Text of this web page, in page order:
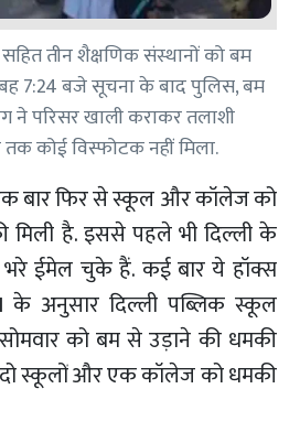
सहित तीन शैक्षणिक संस्थानों को बम
7:24 बजे सूचना के बाद पुलिस, बम
ने परिसर खाली कराकर तलाशी
कोई विस्फोटक नहीं मिला.
बार फिर से स्कूल और कॉलेज को
मिली है. इससे पहले भी दिल्ली के
ईमेल चुके हैं. कई बार ये हॉक्स
के अनुसार दिल्ली पब्लिक स्कूल
सोमवार को बम से उड़ाने की धमकी
स्कूलों और एक कॉलेज को धमकी